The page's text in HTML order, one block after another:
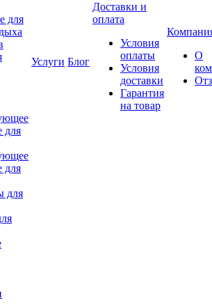
для
для
Услуги Блог
Доставки и
оплата
Условия
оплаты
Условия
доставки
Гарантия
на товар
О